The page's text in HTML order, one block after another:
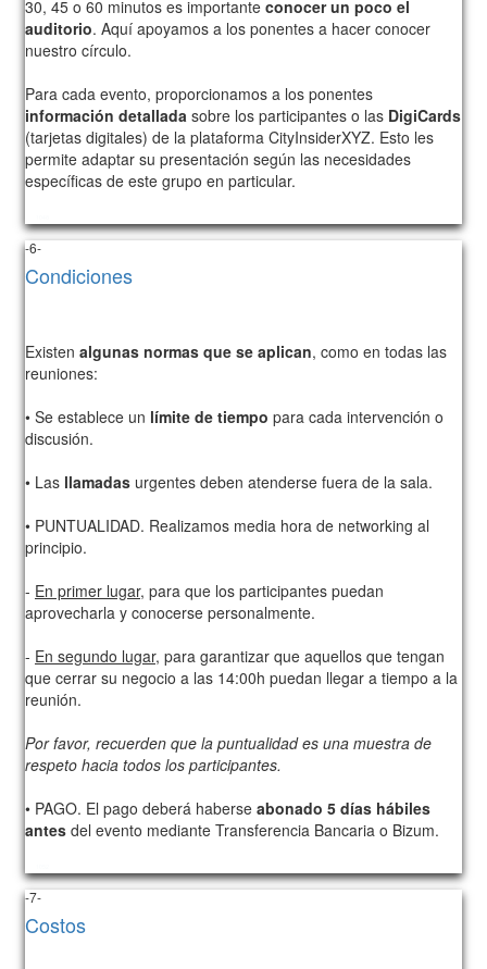
30, 45 o 60 minutos es importante conocer un poco el
auditorio. Aquí apoyamos a los ponentes a hacer conocer
nuestro círculo.
Para cada evento, proporcionamos a los ponentes
información detallada sobre los participantes o las DigiCards
(tarjetas digitales) de la plataforma CityInsiderXYZ. Esto les
permite adaptar su presentación según las necesidades
específicas de este grupo en particular.
-6-
Condiciones
Existen algunas normas que se aplican, como en todas las
reuniones:
• Se establece un límite de tiempo para cada intervención o
discusión.
• Las llamadas urgentes deben atenderse fuera de la sala.
• PUNTUALIDAD. Realizamos media hora de networking al
principio.
- En primer lugar, para que los participantes puedan
aprovecharla y conocerse personalmente.
- En segundo lugar, para garantizar que aquellos que tengan
que cerrar su negocio a las 14:00h puedan llegar a tiempo a la
reunión.
Por favor, recuerden que la puntualidad es una muestra de
respeto hacia todos los participantes.
• PAGO. El pago deberá haberse abonado 5 días hábiles
antes del evento mediante Transferencia Bancaria o Bizum.
-7-
Costos